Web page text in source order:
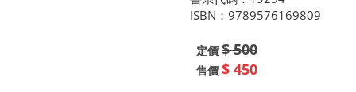
ISBN：9789576169809
定價 $ 500
售價 $ 450